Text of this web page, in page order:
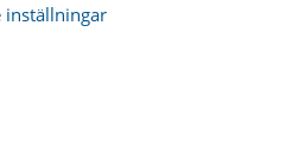
inställningar